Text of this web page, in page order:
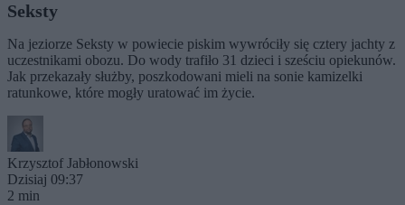
Seksty
Na jeziorze Seksty w powiecie piskim wywróciły się cztery jachty z
uczestnikami obozu. Do wody trafiło 31 dzieci i sześciu opiekunów.
Jak przekazały służby, poszkodowani mieli na sonie kamizelki
ratunkowe, które mogły uratować im życie.
Krzysztof Jabłonowski
Dzisiaj 09:37
2 min